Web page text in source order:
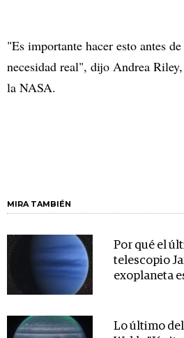
"Es importante hacer esto antes
necesidad real", dijo Andrea
la NASA.
MIRA TAMBIÉN
Por qué el
telescopio
exoplaneta
Lo último